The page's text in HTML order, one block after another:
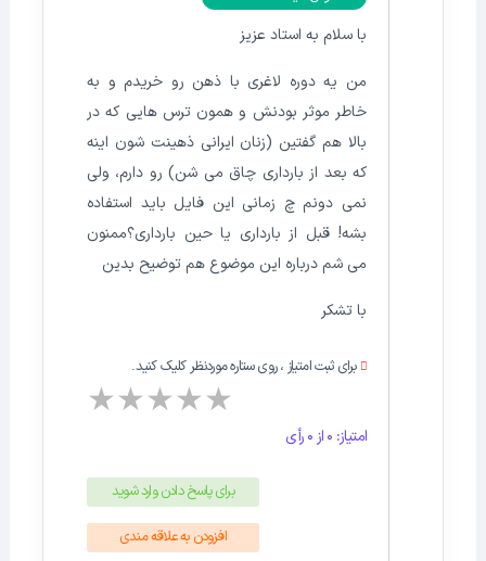
با سلام به استاد عزیز
من یه دوره لاغری با ذهن رو خریدم و به
خاطر موثر بودنش و همون ترس هایی که در
بالا هم گفتین (زنان ایرانی ذهینت شون اینه
که بعد از بارداری چاق می شن) رو دارم، ولی
نمی دونم چ زمانی این فایل باید استفاده
بشه! قبل از بارداری یا حین بارداری؟ممنون
می شم درباره این موضوع هم توضیح بدین
با تشکر
برای ثبت امتیاز ، روی ستاره موردنظر کلیک کنید.
★★★★★
امتیاز: 0 از 0 رأی
برای پاسخ دادن وارد شوید
افزودن به علاقه مندی